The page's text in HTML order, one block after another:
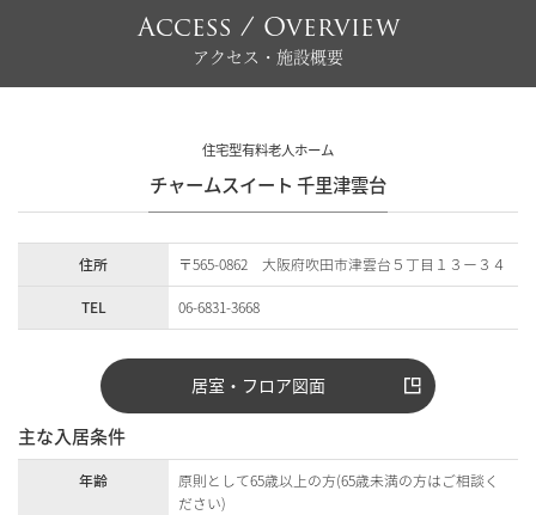
Access / Overview
アクセス・施設概要
住宅型有料老人ホーム
チャームスイート 千里津雲台
住所
〒565-0862 大阪府吹田市津雲台５丁目１３ー３４
TEL
06-6831-3668
居室・フロア図面
主な入居条件
年齢
原則として65歳以上の方(65歳未満の方はご相談く
ださい)